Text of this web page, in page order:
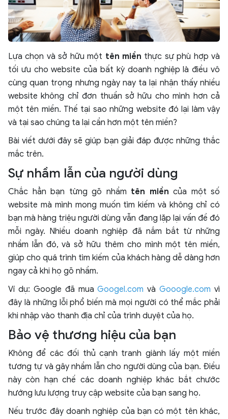
Lựa chọn và sở hữu một tên miền thực sự phù hợp và
tối ưu cho website của bất kỳ doanh nghiệp là điều vô
cùng quan trọng nhưng ngày nay ta lại nhận thấy nhiều
website không chỉ đơn thuần sở hữu cho mình hơn cả
một tên miền. Thế tại sao những website đó lại làm vậy
và tại sao chúng ta lại cần hơn một tên miền?
Bài viết dưới đây sẽ giúp bạn giải đáp được những thắc
mắc trên.
Sự nhầm lẫn của người dùng
Chắc hẳn bạn từng gõ nhầm tên miền của một số
website mà mình mong muốn tìm kiếm và không chỉ có
bạn mà hàng triệu người dùng vẫn đang lặp lại vấn đề đó
mỗi ngày. Nhiều doanh nghiệp đã nắm bắt từ những
nhầm lẫn đó, và sở hữu thêm cho mình một tên miền,
giúp cho quá trình tìm kiếm của khách hàng dễ dàng hơn
ngay cả khi họ gõ nhầm.
Ví dụ: Google đã muaGoogel.com vàGooogle.com vì
đây là những lỗi phổ biến mà mọi người có thể mắc phải
khi nhập vào thanh địa chỉ của trình duyệt của họ.
Bảo vệ thương hiệu của bạn
Không để các đối thủ cạnh tranh giành lấy một miền
tương tự và gây nhầm lẫn cho người dùng của bạn. Điều
này còn hạn chế các doanh nghiệp khác bắt chước
hướng lưu lượng truy cập website của bạn sang họ.
Nếu trước đây doanh nghiệp của bạn có một tên khác,